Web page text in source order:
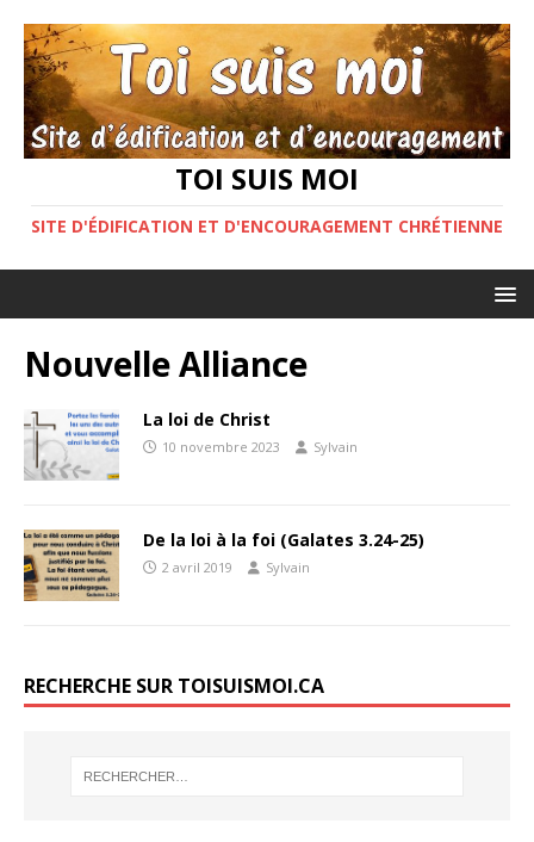
TOI SUIS MOI
SITE D'ÉDIFICATION ET D'ENCOURAGEMENT CHRÉTIENNE
Nouvelle Alliance
La loi de Christ
10 novembre 2023 Sylvain
De la loi à la foi (Galates 3.24-25)
2 avril 2019 Sylvain
RECHERCHE SUR TOISUISMOI.CA